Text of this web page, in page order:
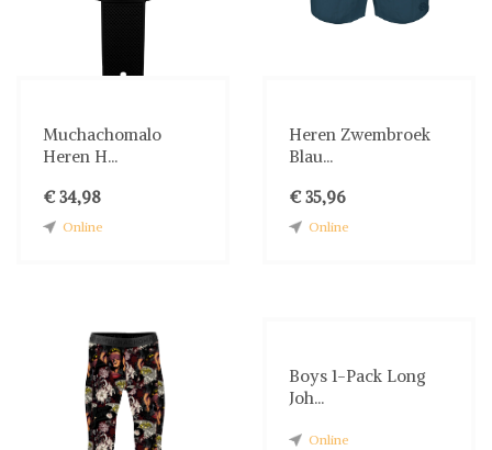
Muchachomalo
Heren H...
€ 34,98
Online
Heren Zwembroek
Blau...
€ 35,96
Online
Boys 1-Pack Long
Joh...
Online